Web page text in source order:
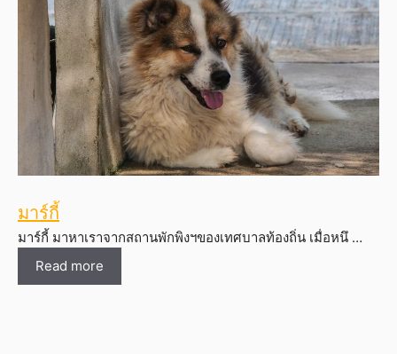
มาร์กี้
มาร์กี้ มาหาเราจากสถานพักพิงฯของเทศบาลท้องถิ่น เมื่อหนึ …
Read more